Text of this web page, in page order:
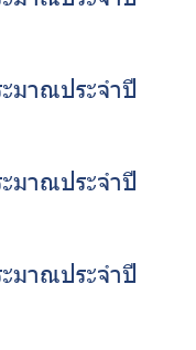
มาณประจำปี
มาณประจำปี
มาณประจำปี